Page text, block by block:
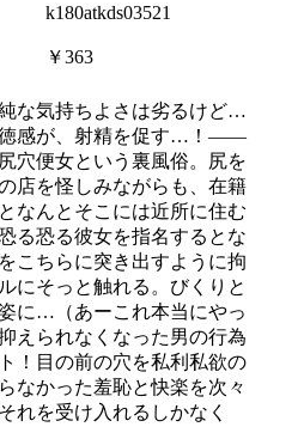
k180atkds03521
￥363
な気持ちよさは劣るけど…
徳感が、射精を促す…！――
穴便女という裏風俗。尻を
店を怪しみながらも、在籍
なんとそこには近所に住む
る恐る彼女を指名するとな
こちらに突き出すように拘
にそっと触れる。びくりと
に…（あーこれ本当にやっ
えられなくなった男の行為
！目の前の穴を私利私欲の
なかった羞恥と快楽を次々
れを受け入れるしかなく